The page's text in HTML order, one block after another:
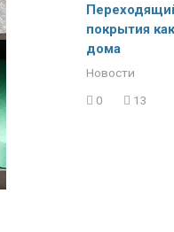
покрытия
дома
Новости
0
13